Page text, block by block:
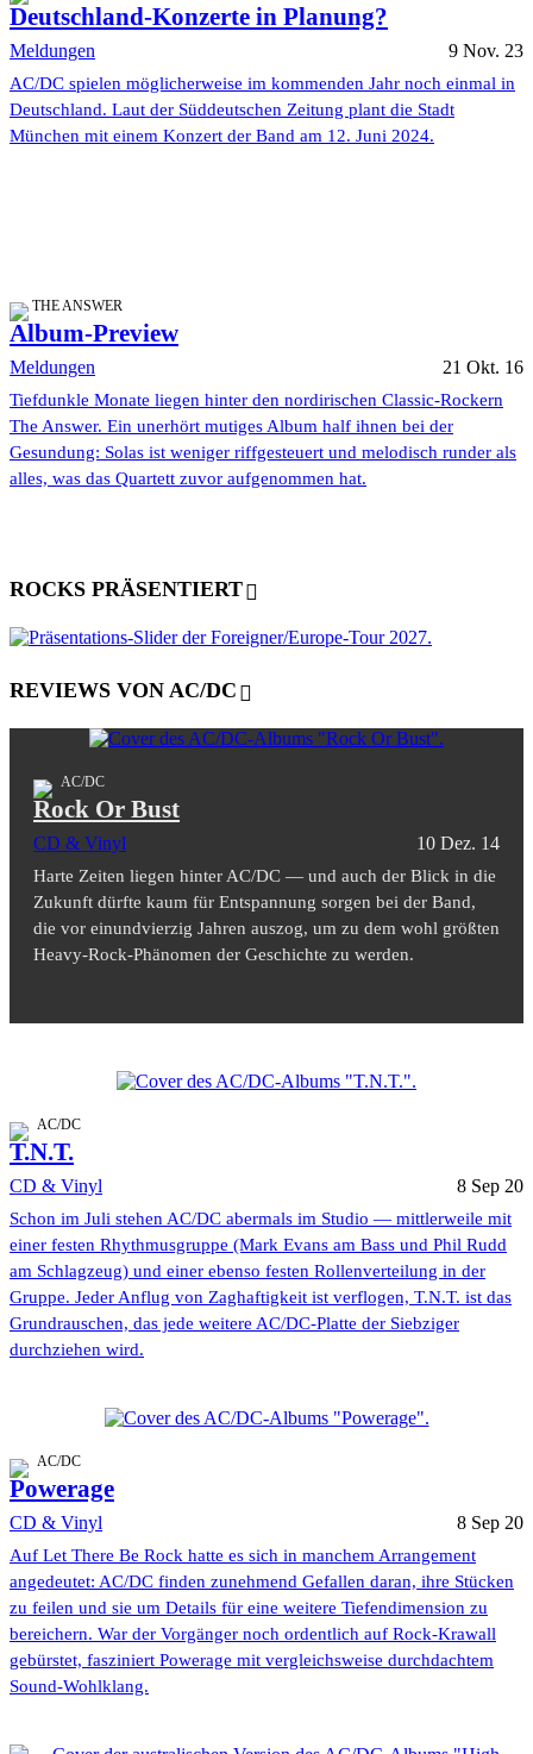
Deutschland-Konzerte in Planung?
Meldungen 9 Nov. 23
AC/DC spielen möglicherweise im kommenden Jahr noch einmal in
Deutschland. Laut der Süddeutschen Zeitung plant die Stadt
München mit einem Konzert der Band am 12. Juni 2024.
THE ANSWER
Album-Preview
Meldungen 21 Okt. 16
Tiefdunkle Monate liegen hinter den nordirischen Classic-Rockern
The Answer. Ein unerhört mutiges Album half ihnen bei der
Gesundung: Solas ist weniger riffgesteuert und melodisch runder als
alles, was das Quartett zuvor aufgenommen hat.
ROCKS PRÄSENTIERT
REVIEWS VON AC/DC
AC/DC
Rock Or Bust
CD & Vinyl 10 Dez. 14
Harte Zeiten liegen hinter AC/DC — und auch der Blick in die
Zukunft dürfte kaum für Entspannung sorgen bei der Band,
die vor einundvierzig Jahren auszog, um zu dem wohl größten
Heavy-Rock-Phänomen der Geschichte zu werden.
AC/DC
T.N.T.
CD & Vinyl 8 Sep 20
Schon im Juli stehen AC/DC abermals im Studio — mittlerweile mit
einer festen Rhythmusgruppe (Mark Evans am Bass und Phil Rudd
am Schlagzeug) und einer ebenso festen Rollenverteilung in der
Gruppe. Jeder Anflug von Zaghaftigkeit ist verflogen, T.N.T. ist das
Grundrauschen, das jede weitere AC/DC-Platte der Siebziger
durchziehen wird.
AC/DC
Powerage
CD & Vinyl 8 Sep 20
Auf Let There Be Rock hatte es sich in manchem Arrangement
angedeutet: AC/DC finden zunehmend Gefallen daran, ihre Stücken
zu feilen und sie um Details für eine weitere Tiefendimension zu
bereichern. War der Vorgänger noch ordentlich auf Rock-Krawall
gebürstet, fasziniert Powerage mit vergleichsweise durchdachtem
Sound-Wohlklang.